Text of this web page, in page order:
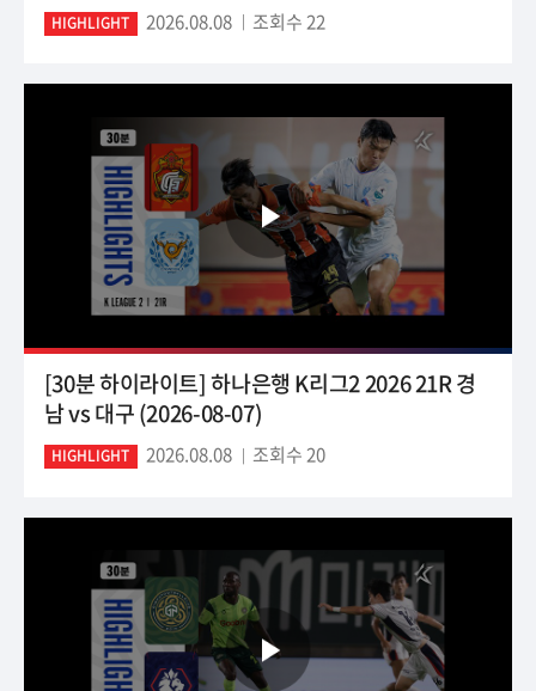
HIGHLIGHT 2026.08.08 조회수 22
[30분 하이라이트] 하나은행 K리그2 2026 21R 경
남 vs 대구 (2026-08-07)
HIGHLIGHT 2026.08.08 조회수 20